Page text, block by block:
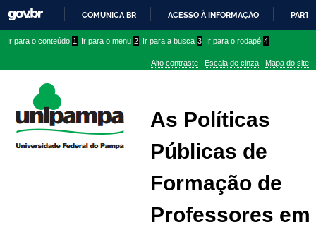
PARA
CONTEÚDO
COMUNICA BR ACESSO À INFORMAÇÃO
conteúdo
menu
superior
menu
Ir para o conteúdo 1 Ir para o menu 2 Ir para a busca 3 Ir para o rodapé 4
Alto contraste Escala de cinza Mapa do site
As Políticas
Públicas de
Formação de
Professores em